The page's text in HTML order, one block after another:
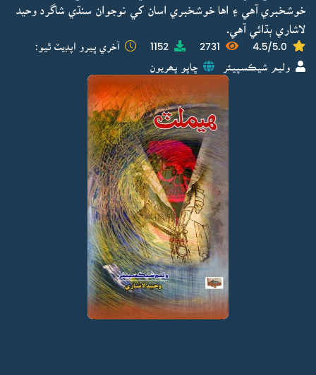
خوشخبري آهي ۽ اها خوشخبري اسان کي نوجوان سنڌي شاگرد وحيد
لاشاري ٻڌائي آهي.
4.5/5.0
2731
1152 آخري ڀيرو اپڊيٽ ٿيو:
وليم شيڪسپيئر ڇاپو پھريون